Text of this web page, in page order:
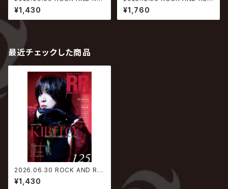
AD 120
¥1,430
D BAND 005
¥1,760
最近チェックした商品
2026.06.30 ROCK AND RE
AD 125
¥1,430